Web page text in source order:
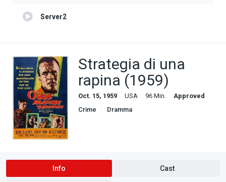
Server2
Strategia di una
rapina (1959)
Oct. 15, 1959 USA 96 Min.
Approved
Crime
Dramma
Info Cast